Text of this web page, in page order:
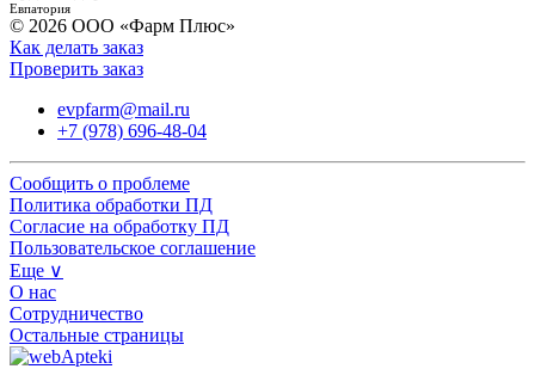
Евпатория
© 2026 ООО «Фарм Плюс»
Как делать заказ
Проверить заказ
evpfarm@mail.ru
+7 (978) 696-48-04
Сообщить о проблеме
Политика обработки ПД
Согласие на обработку ПД
Пользовательское соглашение
Еще ∨
О нас
Сотрудничество
Остальные страницы